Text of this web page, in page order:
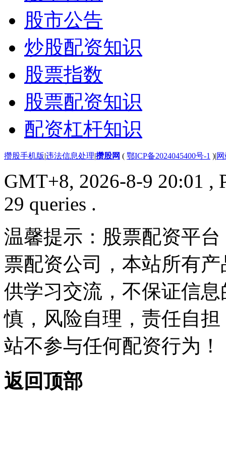
股市公告
炒股配资知识
股票指数
股票配资知识
配资杠杆知识
攒股手机版|违法信息处理|攒股网 ( 鄂ICP备2024045400号-1 )|
GMT+8, 2026-8-9 20:01 ,
29 queries .
温馨提示：股票配资平
票配资公司，本站所有
供学习交流，不保证信
慎，风险自理，责任自
站不参与任何配资行为！
返回顶部